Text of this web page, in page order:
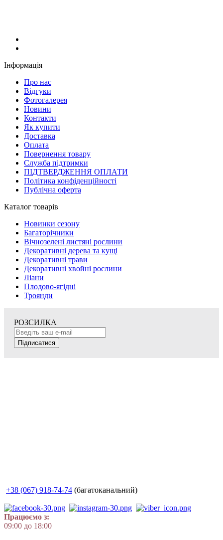
Інформація
Про нас
Відгуки
Фотогалерея
Новини
Контакти
Як купити
Доставка
Оплата
Повернення товару
Служба підтримки
ПІДТВЕРДЖЕННЯ ОПЛАТИ
Політика конфіденційності
Публічна оферта
Каталог товарів
Новинки сезону
Багаторічники
Вічнозелені листяні рослини
Декоративні дерева та кущі
Декоративні трави
Декоративні хвойні рослини
Ліани
Плодово-ягідні
Троянди
РОЗСИЛКА
Підписатися
+38 (067) 918-74-74 (багатоканальний)
Працюємо з:
09:00 до 18:00